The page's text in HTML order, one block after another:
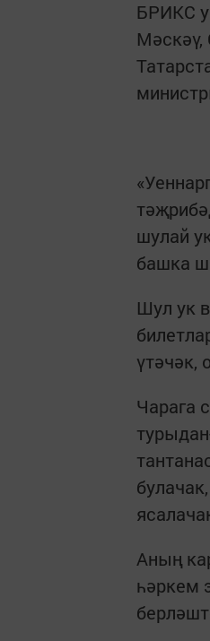
БРИКС
Мәскәү,
шулай
башка
Шул ук
үтәчәк,
Чарага
Аның
һәркем